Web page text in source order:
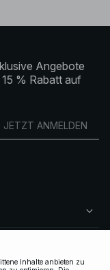
Angebote
% Rabatt auf
JETZT ANMELDEN